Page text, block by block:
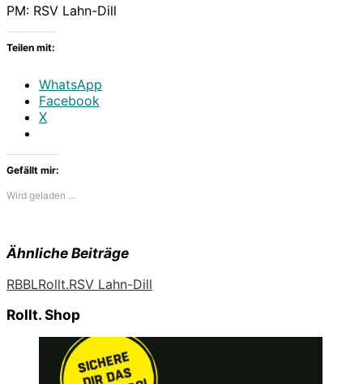
PM: RSV Lahn-Dill
Teilen mit:
WhatsApp
Facebook
X
Gefällt mir:
Wird geladen …
Ähnliche Beiträge
RBBLRollt.RSV Lahn-Dill
Rollt. Shop